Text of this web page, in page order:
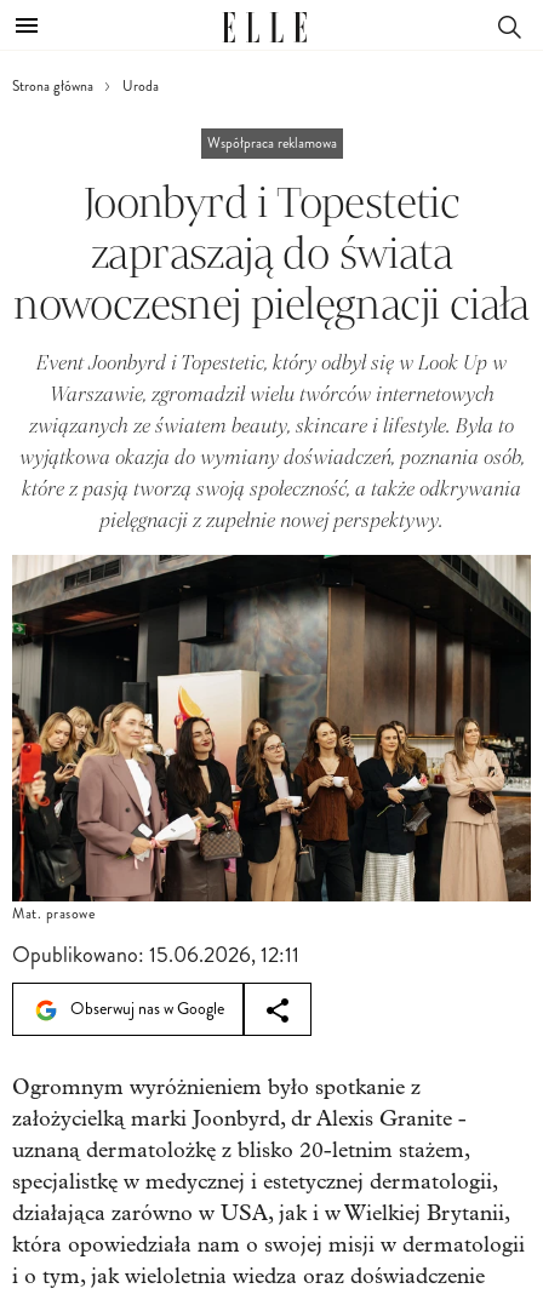
Strona główna Uroda
Współpraca reklamowa
Joonbyrd i Topestetic
zapraszają do świata
nowoczesnej pielęgnacji ciała
Event Joonbyrd i Topestetic, który odbył się w Look Up w
Warszawie, zgromadził wielu twórców internetowych
związanych ze światem beauty, skincare i lifestyle. Była to
wyjątkowa okazja do wymiany doświadczeń, poznania osób,
które z pasją tworzą swoją społeczność, a także odkrywania
pielęgnacji z zupełnie nowej perspektywy.
Mat. prasowe
Opublikowano:15.06.2026, 12:11
Obserwuj nas w Google
Ogromnym wyróżnieniem było spotkanie z
założycielką marki Joonbyrd, dr Alexis Granite -
uznaną dermatolożkę z blisko 20-letnim stażem,
specjalistkę w medycznej i estetycznej dermatologii,
działająca zarówno w USA, jak i w Wielkiej Brytanii,
która opowiedziała nam o swojej misji w dermatologii
i o tym, jak wieloletnia wiedza oraz doświadczenie